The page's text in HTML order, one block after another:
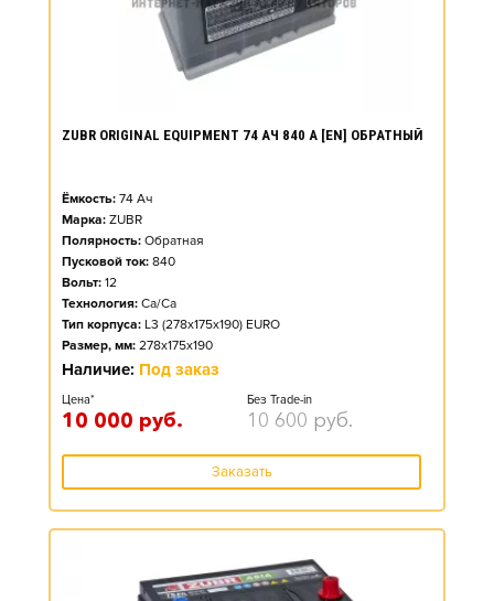
ZUBR ORIGINAL EQUIPMENT 74 АЧ 840 А [EN] ОБРАТНЫЙ
Ёмкость: 74 Ач
Марка: ZUBR
Полярность: Обратная
Пусковой ток: 840
Вольт: 12
Технология: Ca/Ca
Тип корпуса: L3 (278x175x190) EURO
Размер, мм: 278x175x190
Наличие: Под заказ
Цена*
10 000 руб.
Без Trade-in
10 600 руб.
Заказать